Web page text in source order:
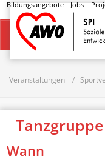
Bildungsangebote Jobs
Startseite
Veranstaltungen
Wann